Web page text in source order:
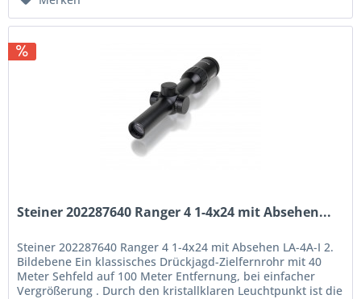
Steiner 202287640 Ranger 4 1-4x24 mit Absehen...
Steiner 202287640 Ranger 4 1-4x24 mit Absehen LA-4A-I 2.
Bildebene Ein klassisches Drückjagd-Zielfernrohr mit 40
Meter Sehfeld auf 100 Meter Entfernung, bei einfacher
Vergrößerung . Durch den kristallklaren Leuchtpunkt ist die